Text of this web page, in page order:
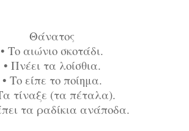
Θάνατος
• Το αιώνιο σκοτάδι.
• Πνέει τα λοίσθια.
• Το είπε το ποίημα.
τίναξε (τα πέταλα).
τα ραδίκια ανάποδα.